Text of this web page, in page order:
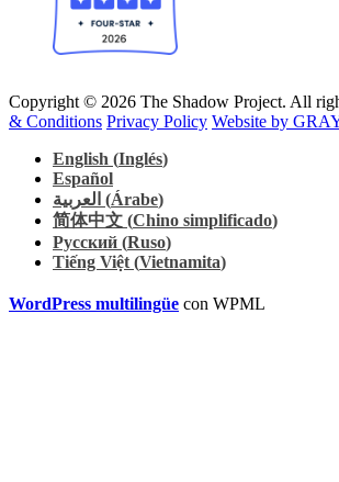
Copyright © 2026 The Shadow Project. All
& Conditions Privacy Policy Website by
English (Inglés)
Español
العربية (Árabe)
简体中文 (Chino simplificado)
Русский (Ruso)
Tiếng Việt (Vietnamita)
WordPress multilingüe con WPML